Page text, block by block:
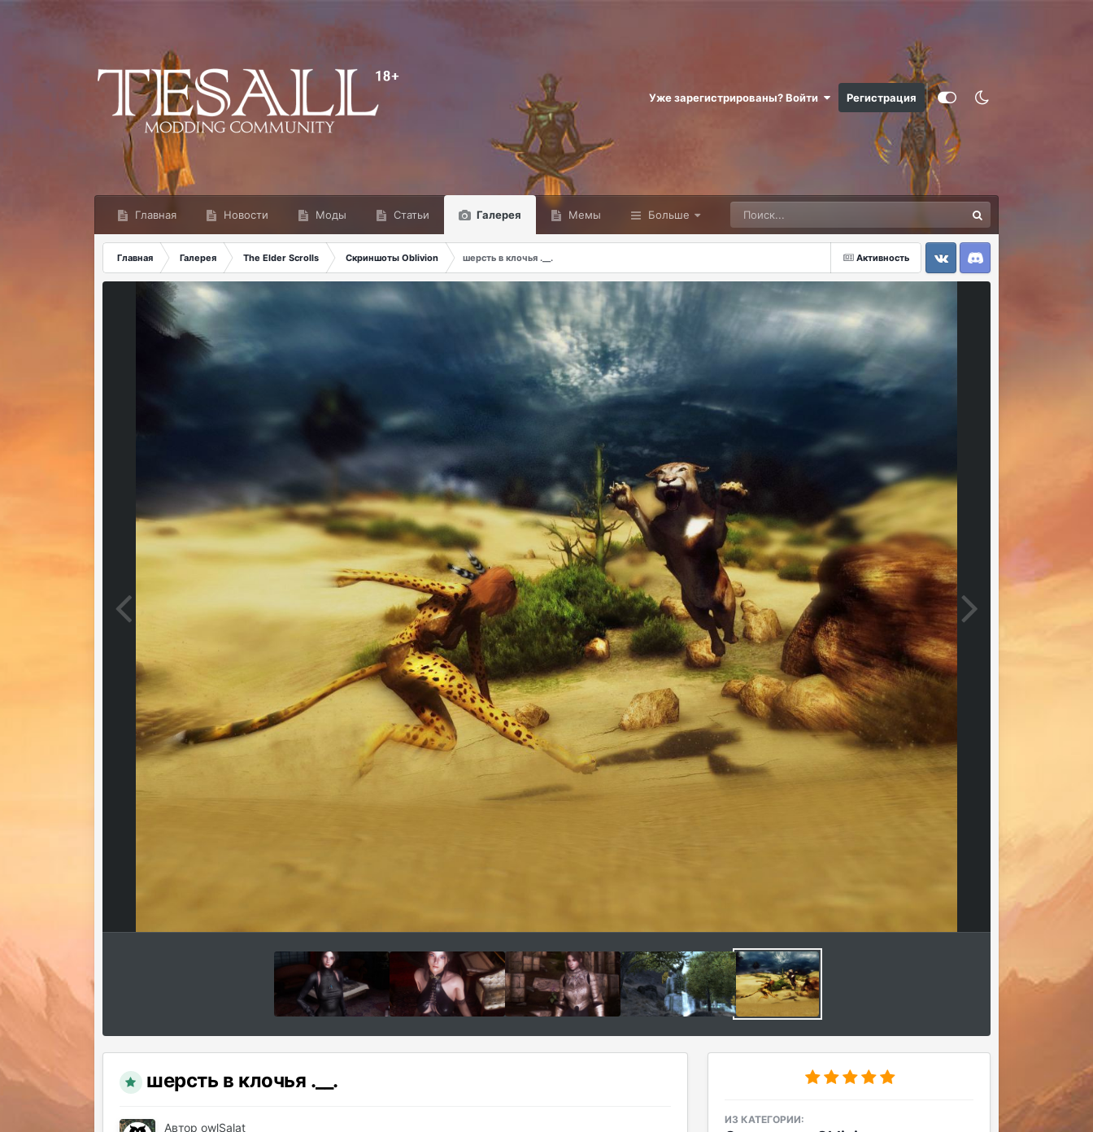
Уже зарегистрированы? Войти Регистрация
Главная Новости Моды Статьи Галерея Мемы Больше
Активность
Главная Галерея The Elder Scrolls Скриншоты Oblivion
шерсть в клочья .__.
VK
Discord
шерсть в клочья .__.
Автор owlSalat
ИЗ КАТЕГОРИИ: